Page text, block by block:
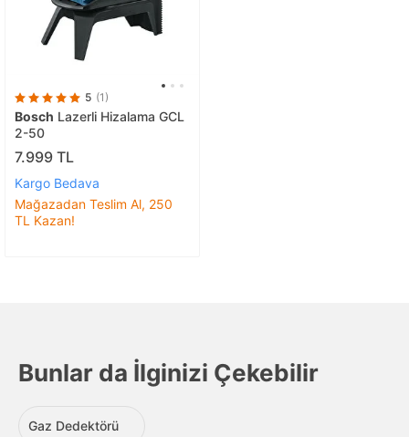
5 (1)
Bosch Lazerli Hizalama GCL
2-50
7.999 TL
Kargo Bedava
Mağazadan Teslim Al, 250
TL Kazan!
Bunlar da İlginizi Çekebilir
Gaz Dedektörü